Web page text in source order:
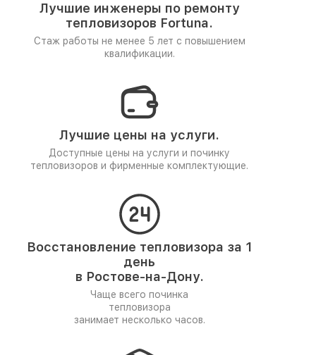
Лучшие инженеры по ремонту
тепловизоров Fortuna.
Стаж работы не менее 5 лет с повышением
квалификации.
Лучшие цены на услуги.
Доступные цены на услуги и починку
тепловизоров и фирменные комплектующие.
Восстановление тепловизора за 1
день
в Ростове-на-Дону.
Чаще всего починка
тепловизора
занимает несколько часов.